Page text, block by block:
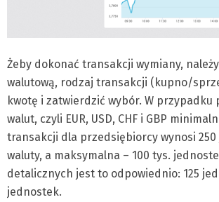
Żeby dokonać transakcji wymiany,
walutową, rodzaj transakcji (kupno/
kwotę i zatwierdzić wybór. W przypadku
walut, czyli EUR, USD, CHF i GBP
transakcji dla przedsiębiorcy wynosi
waluty, a maksymalna – 100 tys.
detalicznych jest to odpowiednio: 125
jednostek.